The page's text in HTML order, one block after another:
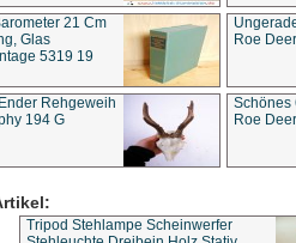
21 Cm
Glas
5319 19
Roe
Rehgeweih
194 G
Schönes
Roe
Tripod Stehlampe Scheinwerfer